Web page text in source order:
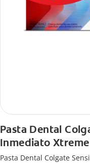
Pasta Dental
Inmediato
Pasta Dental Colgate